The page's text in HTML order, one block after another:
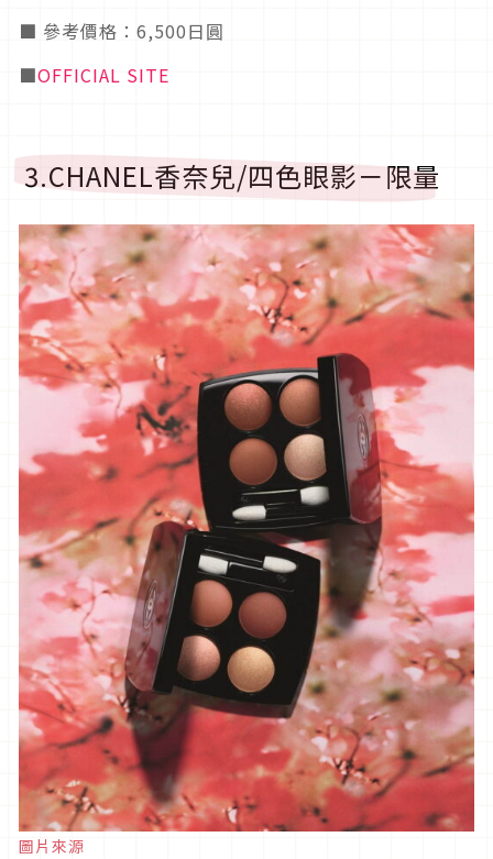
■ 參考價格：6,500日圓
■OFFICIAL SITE
3.CHANEL香奈兒/四色眼影－限量
圖片來源